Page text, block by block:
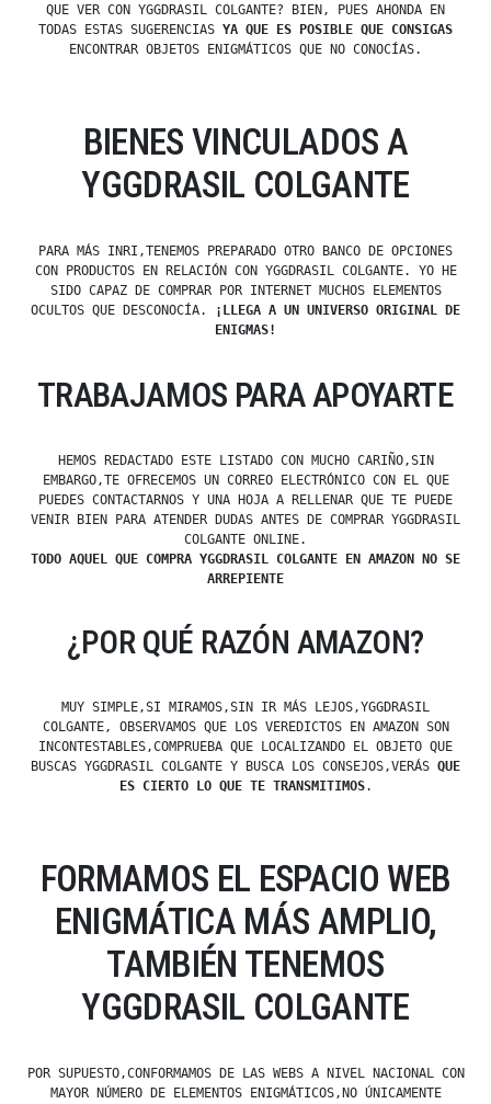
QUE VER CON YGGDRASIL COLGANTE? BIEN, PUES AHONDA EN
TODAS ESTAS SUGERENCIAS YA QUE ES POSIBLE QUE CONSIGAS
ENCONTRAR OBJETOS ENIGMÁTICOS QUE NO CONOCÍAS.
BIENES VINCULADOS A
YGGDRASIL COLGANTE
PARA MÁS INRI,TENEMOS PREPARADO OTRO BANCO DE OPCIONES
CON PRODUCTOS EN RELACIÓN CON YGGDRASIL COLGANTE. YO HE
SIDO CAPAZ DE COMPRAR POR INTERNET MUCHOS ELEMENTOS
OCULTOS QUE DESCONOCÍA.
¡LLEGA A UN UNIVERSO ORIGINAL DE
ENIGMAS!
TRABAJAMOS PARA APOYARTE
HEMOS REDACTADO ESTE LISTADO CON MUCHO CARIÑO,SIN
EMBARGO,TE OFRECEMOS UN CORREO ELECTRÓNICO CON EL QUE
PUEDES CONTACTARNOS Y UNA HOJA A RELLENAR QUE TE PUEDE
VENIR BIEN PARA ATENDER DUDAS ANTES DE COMPRAR YGGDRASIL
COLGANTE ONLINE.
TODO AQUEL QUE COMPRA YGGDRASIL COLGANTE EN AMAZON NO SE
ARREPIENTE
¿POR QUÉ RAZÓN AMAZON?
MUY SIMPLE,SI MIRAMOS,SIN IR MÁS LEJOS,YGGDRASIL
COLGANTE, OBSERVAMOS QUE LOS VEREDICTOS EN AMAZON SON
INCONTESTABLES,COMPRUEBA QUE LOCALIZANDO EL OBJETO QUE
BUSCAS YGGDRASIL COLGANTE Y BUSCA LOS CONSEJOS,VERÁS QUE
ES CIERTO LO QUE TE TRANSMITIMOS.
FORMAMOS EL ESPACIO WEB
ENIGMÁTICA MÁS AMPLIO,
TAMBIÉN TENEMOS
YGGDRASIL COLGANTE
POR SUPUESTO,CONFORMAMOS DE LAS WEBS A NIVEL NACIONAL CON
MAYOR NÚMERO DE ELEMENTOS ENIGMÁTICOS,NO ÚNICAMENTE